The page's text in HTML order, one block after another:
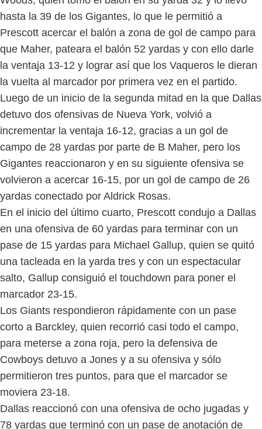
hasta la 39 de los Gigantes, lo que le permitió a
Prescott acercar el balón a zona de gol de campo para
que Maher, pateara el balón 52 yardas y con ello darle
la ventaja 13-12 y lograr así que los Vaqueros le dieran
la vuelta al marcador por primera vez en el partido.
Luego de un inicio de la segunda mitad en la que Dallas
detuvo dos ofensivas de Nueva York, volvió a
incrementar la ventaja 16-12, gracias a un gol de
campo de 28 yardas por parte de B Maher, pero los
Gigantes reaccionaron y en su siguiente ofensiva se
volvieron a acercar 16-15, por un gol de campo de 26
yardas conectado por Aldrick Rosas.
En el inicio del último cuarto, Prescott condujo a Dallas
en una ofensiva de 60 yardas para terminar con un
pase de 15 yardas para Michael Gallup, quien se quitó
una tacleada en la yarda tres y con un espectacular
salto, Gallup consiguió el touchdown para poner el
marcador 23-15.
Los Giants respondieron rápidamente con un pase
corto a Barckley, quien recorrió casi todo el campo,
para meterse a zona roja, pero la defensiva de
Cowboys detuvo a Jones y a su ofensiva y sólo
permitieron tres puntos, para que el marcador se
moviera 23-18.
Dallas reaccionó con una ofensiva de ocho jugadas y
78 yardas que terminó con un pase de anotación de